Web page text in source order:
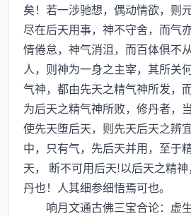
矣！若一涉驰想，偶动情欲，则
尽在后天用事，神不守舍，而气
情倦怠，神气消沮，而百体俱不
人，则神为一身之主宰，其所关
气神，都由先天之精气神所发，
为后天之精气神所败，修丹者，
使先天堕后天，则先天后天之辨
中，只有气，先后天并用，至于
天， 断不可用后天!以后天之精
丹也！人其细参细悟焉可也。
响月文通古佛三宝合论：虚